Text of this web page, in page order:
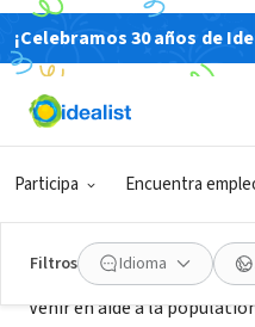
¡Celebramos 30 años de
Participa Encuentra
Filtros Idioma
ORGANIZACIÓN SIN FIN
Ikpaledou Club
Acerca de
Venir en aide à la